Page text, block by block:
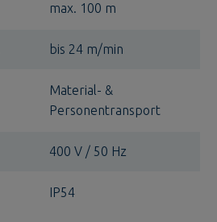
max. 100 m
bis 24 m/min
Material- &
Personentransport
400 V / 50 Hz
IP54